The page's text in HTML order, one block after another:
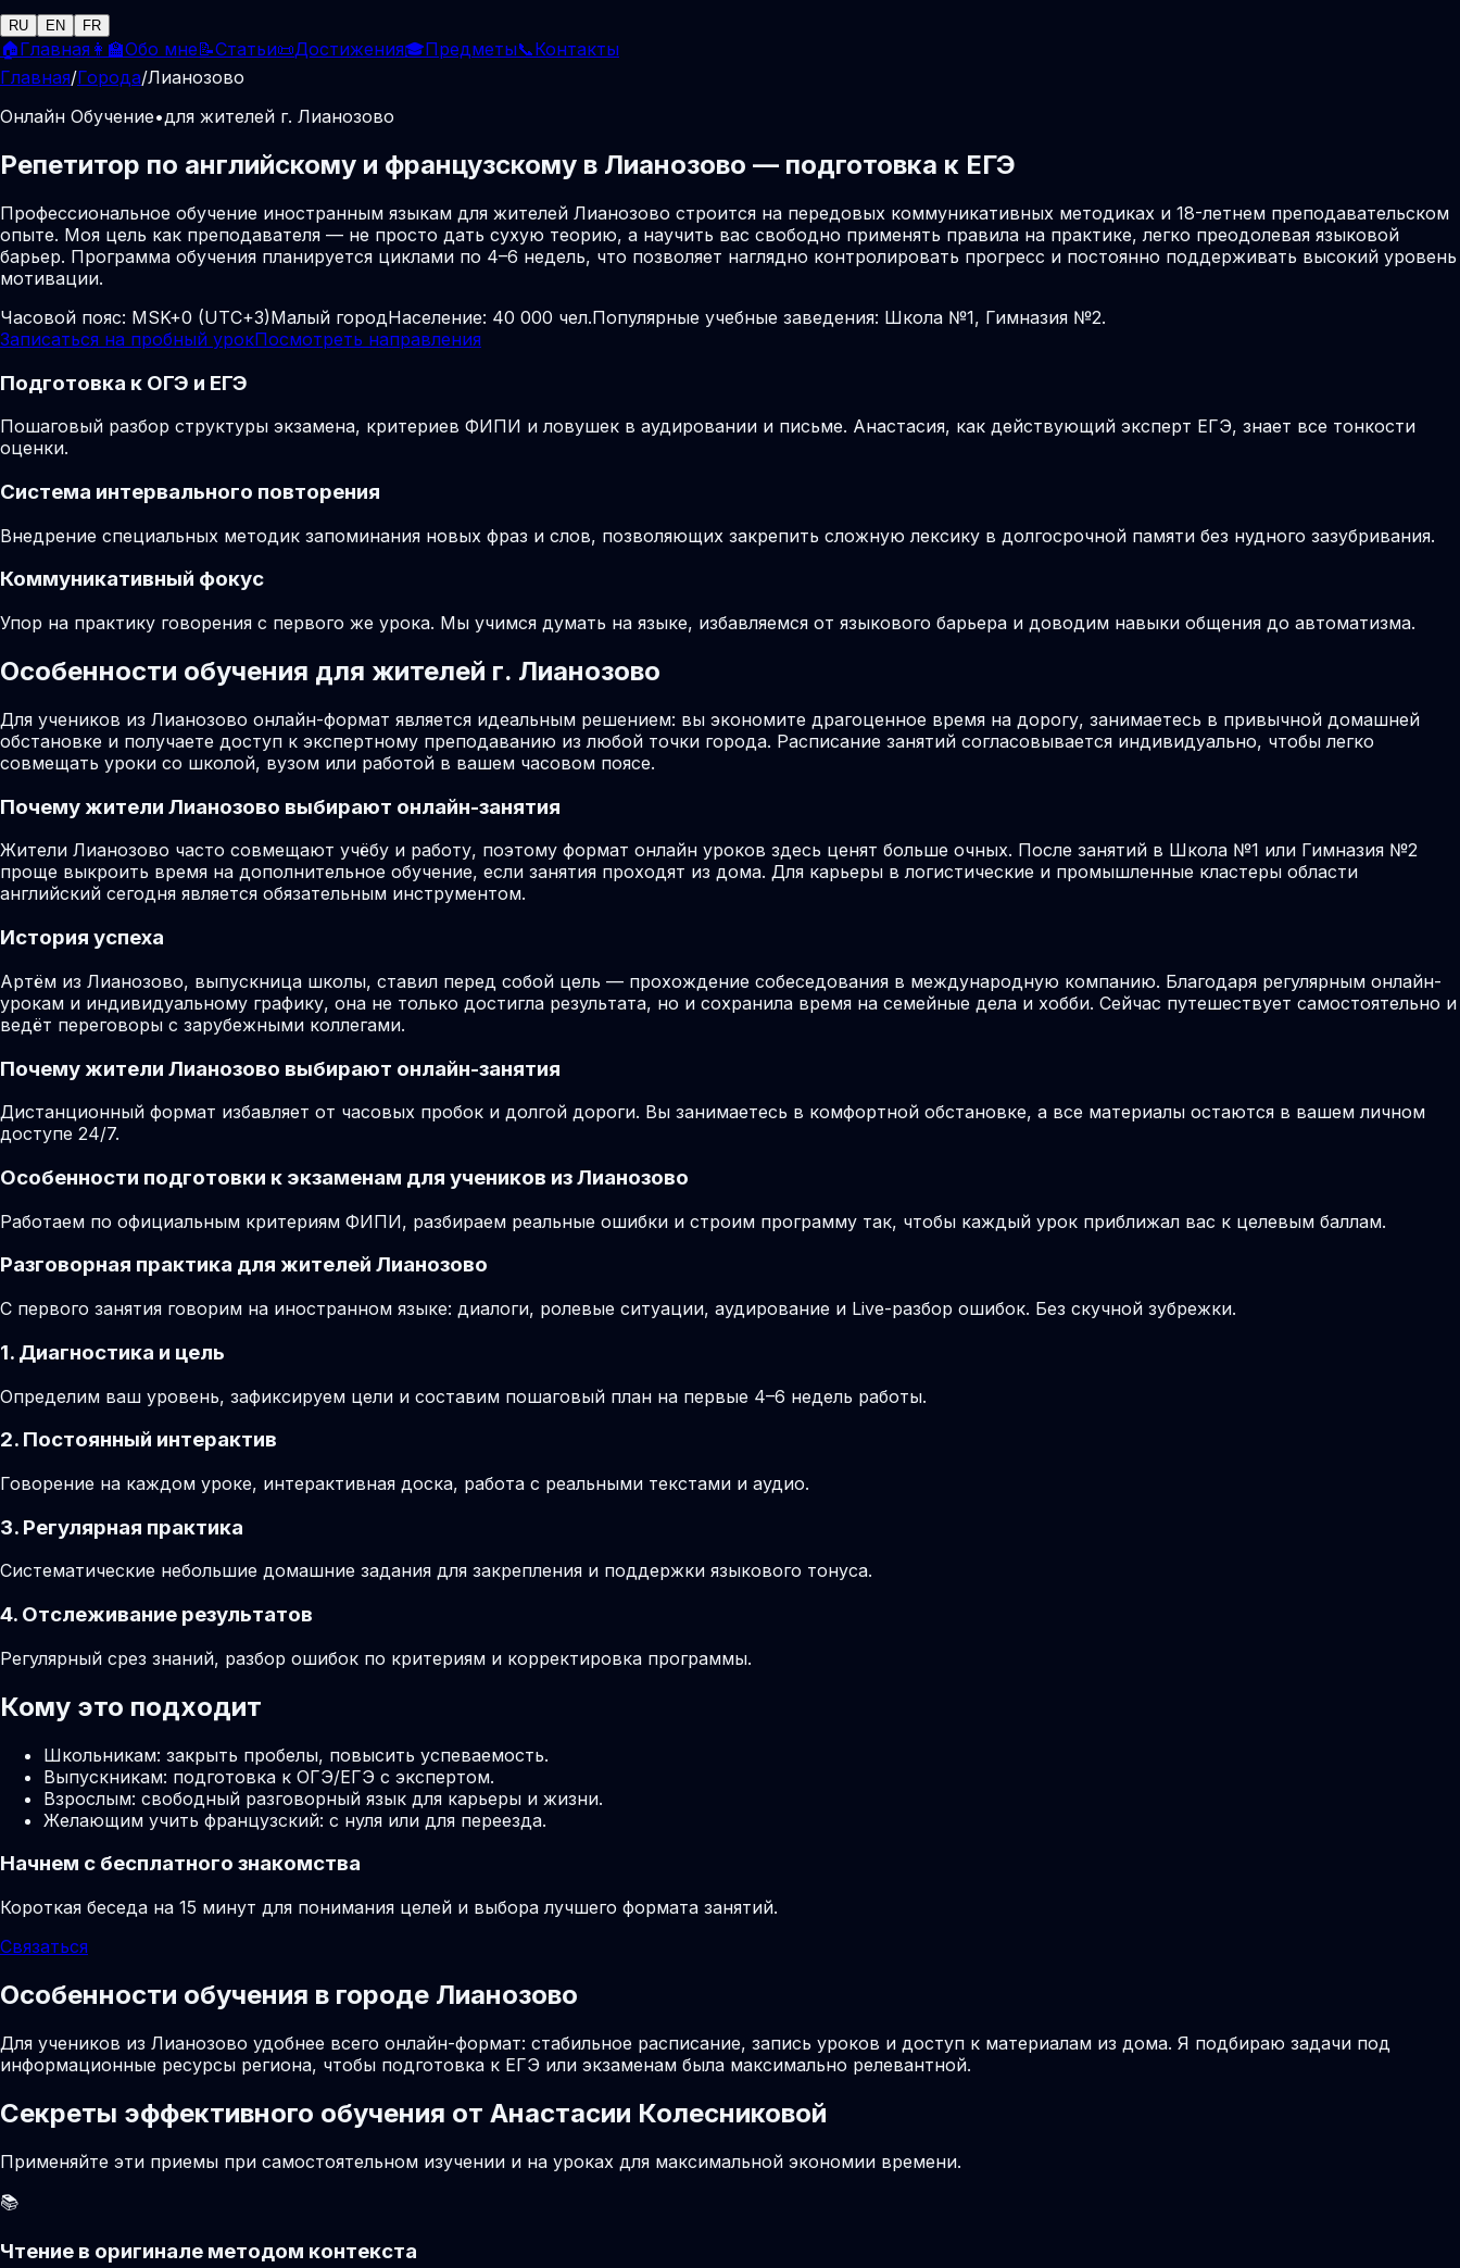
RU EN FR
🏠Главная 👩‍🏫Обо мне📝Статьи📜Достижения🎓Предметы📞Контакты
Главная/Города/Лианозово
Онлайн Обучение•для жителей г. Лианозово
Репетитор по английскому и французскому в Лианозово — подготовка к ЕГЭ
Профессиональное обучение иностранным языкам для жителей Лианозово строится на передовых коммуникативных методиках и 18-летнем преподавательском
опыте. Моя цель как преподавателя — не просто дать сухую теорию, а научить вас свободно применять правила на практике, легко преодолевая языковой
барьер. Программа обучения планируется циклами по 4–6 недель, что позволяет наглядно контролировать прогресс и постоянно поддерживать высокий уровень
мотивации.
Часовой пояс: MSK+0 (UTC+3)Малый городНаселение: 40 000 чел.Популярные учебные заведения: Школа №1, Гимназия №2.
Записаться на пробный урокПосмотреть направления
Подготовка к ОГЭ и ЕГЭ
Пошаговый разбор структуры экзамена, критериев ФИПИ и ловушек в аудировании и письме. Анастасия, как действующий эксперт ЕГЭ, знает все тонкости
оценки.
Система интервального повторения
Внедрение специальных методик запоминания новых фраз и слов, позволяющих закрепить сложную лексику в долгосрочной памяти без нудного зазубривания.
Коммуникативный фокус
Упор на практику говорения с первого же урока. Мы учимся думать на языке, избавляемся от языкового барьера и доводим навыки общения до автоматизма.
Особенности обучения для жителей г. Лианозово
Для учеников из Лианозово онлайн-формат является идеальным решением: вы экономите драгоценное время на дорогу, занимаетесь в привычной домашней
обстановке и получаете доступ к экспертному преподаванию из любой точки города. Расписание занятий согласовывается индивидуально, чтобы легко
совмещать уроки со школой, вузом или работой в вашем часовом поясе.
Почему жители Лианозово выбирают онлайн-занятия
Жители Лианозово часто совмещают учёбу и работу, поэтому формат онлайн уроков здесь ценят больше очных. После занятий в Школа №1 или Гимназия №2
проще выкроить время на дополнительное обучение, если занятия проходят из дома. Для карьеры в логистические и промышленные кластеры области
английский сегодня является обязательным инструментом.
История успеха
Артём из Лианозово, выпускница школы, ставил перед собой цель — прохождение собеседования в международную компанию. Благодаря регулярным онлайн-
урокам и индивидуальному графику, она не только достигла результата, но и сохранила время на семейные дела и хобби. Сейчас путешествует самостоятельно и
ведёт переговоры с зарубежными коллегами.
Почему жители Лианозово выбирают онлайн-занятия
Дистанционный формат избавляет от часовых пробок и долгой дороги. Вы занимаетесь в комфортной обстановке, а все материалы остаются в вашем личном
доступе 24/7.
Особенности подготовки к экзаменам для учеников из Лианозово
Работаем по официальным критериям ФИПИ, разбираем реальные ошибки и строим программу так, чтобы каждый урок приближал вас к целевым баллам.
Разговорная практика для жителей Лианозово
С первого занятия говорим на иностранном языке: диалоги, ролевые ситуации, аудирование и Live-разбор ошибок. Без скучной зубрежки.
1. Диагностика и цель
Определим ваш уровень, зафиксируем цели и составим пошаговый план на первые 4–6 недель работы.
2. Постоянный интерактив
Говорение на каждом уроке, интерактивная доска, работа с реальными текстами и аудио.
3. Регулярная практика
Систематические небольшие домашние задания для закрепления и поддержки языкового тонуса.
4. Отслеживание результатов
Регулярный срез знаний, разбор ошибок по критериям и корректировка программы.
Кому это подходит
Школьникам: закрыть пробелы, повысить успеваемость.
Выпускникам: подготовка к ОГЭ/ЕГЭ с экспертом.
Взрослым: свободный разговорный язык для карьеры и жизни.
Желающим учить французский: с нуля или для переезда.
Начнем с бесплатного знакомства
Короткая беседа на 15 минут для понимания целей и выбора лучшего формата занятий.
Связаться
Особенности обучения в городе Лианозово
Для учеников из Лианозово удобнее всего онлайн-формат: стабильное расписание, запись уроков и доступ к материалам из дома. Я подбираю задачи под
информационные ресурсы региона, чтобы подготовка к ЕГЭ или экзаменам была максимально релевантной.
Секреты эффективного обучения от Анастасии Колесниковой
Применяйте эти приемы при самостоятельном изучении и на уроках для максимальной экономии времени.
📚
Чтение в оригинале методом контекста